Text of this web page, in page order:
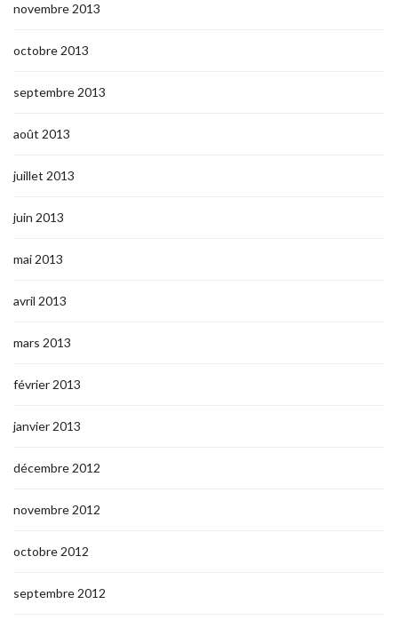
novembre 2013
octobre 2013
septembre 2013
août 2013
juillet 2013
juin 2013
mai 2013
avril 2013
mars 2013
février 2013
janvier 2013
décembre 2012
novembre 2012
octobre 2012
septembre 2012